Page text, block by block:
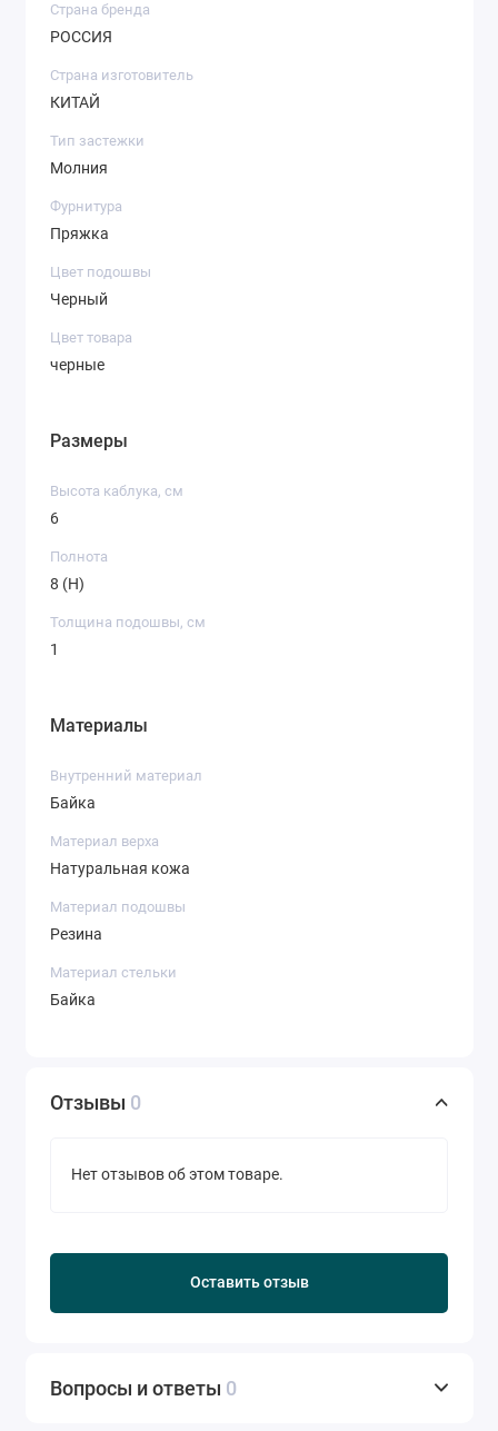
Страна бренда
РОССИЯ
Страна изготовитель
КИТАЙ
Тип застежки
Молния
Фурнитура
Пряжка
Цвет подошвы
Черный
Цвет товара
черные
Размеры
Высота каблука, см
6
Полнота
8 (H)
Толщина подошвы, см
1
Материалы
Внутренний материал
Байка
Материал верха
Натуральная кожа
Материал подошвы
Резина
Материал стельки
Байка
Отзывы 0
Нет отзывов об этом товаре.
Оставить отзыв
Вопросы и ответы 0